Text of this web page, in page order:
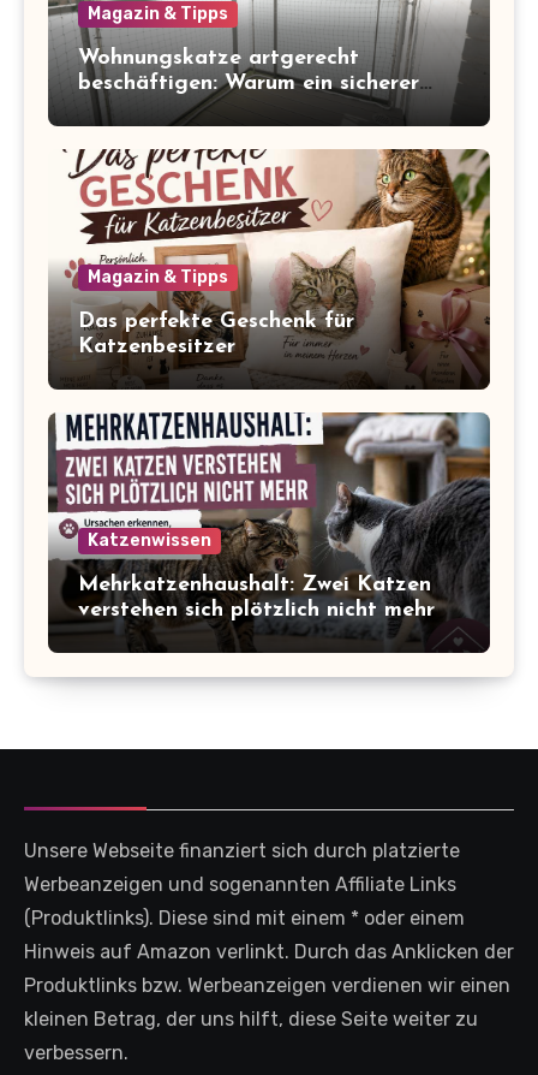
Magazin & Tipps
Wohnungskatze artgerecht
beschäftigen: Warum ein sicherer
Balkon zum Freigang dazugehört
Magazin & Tipps
Das perfekte Geschenk für
Katzenbesitzer
Katzenwissen
Mehrkatzenhaushalt: Zwei Katzen
verstehen sich plötzlich nicht mehr
Unsere Webseite finanziert sich durch platzierte
Werbeanzeigen und sogenannten Affiliate Links
(Produktlinks). Diese sind mit einem * oder einem
Hinweis auf Amazon verlinkt. Durch das Anklicken der
Produktlinks bzw. Werbeanzeigen verdienen wir einen
kleinen Betrag, der uns hilft, diese Seite weiter zu
verbessern.